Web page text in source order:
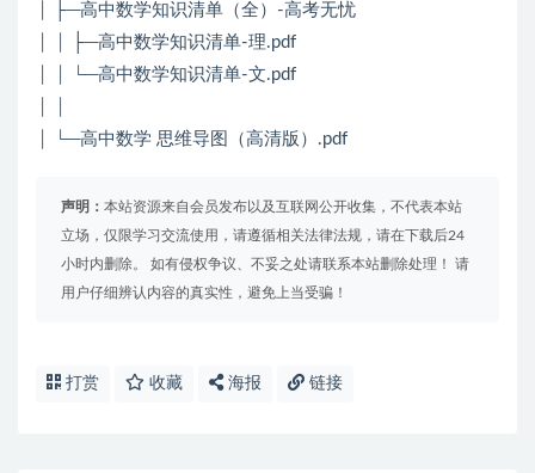
│ ├─高中数学知识清单（全）-高考无忧
│ │ ├─高中数学知识清单-理.pdf
│ │ └─高中数学知识清单-文.pdf
│ └─高中数学 思维导图（高清版）.pdf
声明： 本站资源来自会员发布以及互联网公开收集，不代表本站
立场，仅限学习交流使用，请遵循相关法律法规，请在下载后24
小时内删除。 如有侵权争议、不妥之处请联系本站删除处理！ 请
用户仔细辨认内容的真实性，避免上当受骗！
打赏 收藏 海报 链接